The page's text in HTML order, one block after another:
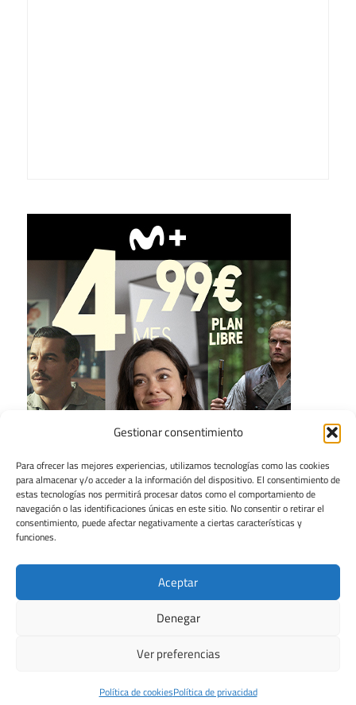
Gestionar consentimiento
Para ofrecer las mejores experiencias, utilizamos tecnologías como las cookies
para almacenar y/o acceder a la información del dispositivo. El consentimiento de
estas tecnologías nos permitirá procesar datos como el comportamiento de
navegación o las identificaciones únicas en este sitio. No consentir o retirar el
consentimiento, puede afectar negativamente a ciertas características y
funciones.
Aceptar
Denegar
Ver preferencias
Política de cookiesPolítica de privacidad